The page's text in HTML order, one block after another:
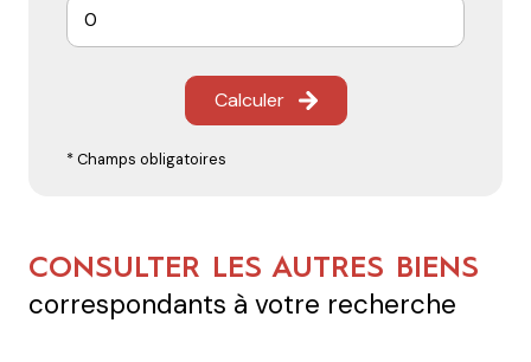
Calculer
* Champs obligatoires
CONSULTER LES AUTRES BIENS
correspondants à votre recherche